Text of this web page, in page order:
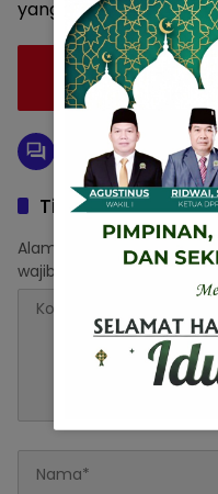
yang 7 itu kemudian
Polda Lampung
Upaya TPPO
Tinggalkan
Alamat email Anda tidak
wajib ditandai*